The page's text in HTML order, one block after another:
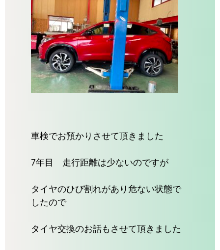
車検でお預かりさせて頂きました
7年目 走行距離は少ないのですが
タイヤのひび割れがあり危ない状態で
したので
タイヤ交換のお話もさせて頂きました